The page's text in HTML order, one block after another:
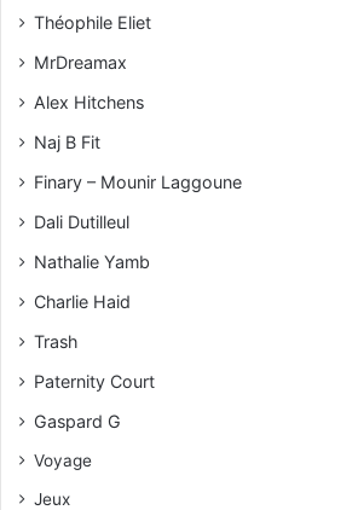
Théophile Eliet
MrDreamax
Alex Hitchens
Naj B Fit
Finary – Mounir Laggoune
Dali Dutilleul
Nathalie Yamb
Charlie Haid
Trash
Paternity Court
Gaspard G
Voyage
Jeux